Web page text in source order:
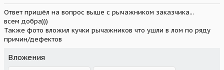
Ответ пришёл на вопрос выше с рычажником заказчика...
всем добра)))
Также фото вложил кучки рычажников что ушли в лом по ряду
причин/дефектов
Вложения